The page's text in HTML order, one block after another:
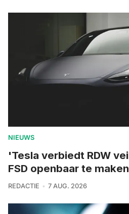
NIEUWS
'Tesla verbiedt RDW
FSD openbaar te
REDACTIE 7 AUG. 2026